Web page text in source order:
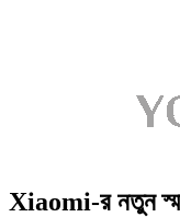
Xiaomi-র নতুন